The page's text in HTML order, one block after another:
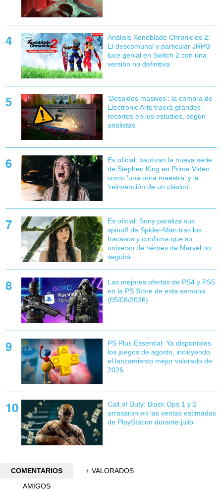
Análisis Xenoblade Chronicles 2:
El descomunal y particular JRPG
luce genial en Switch 2 con una
versión no definitiva
'Despidos masivos': la compra de
Electronic Arts traerá grandes
recortes en los estudios, según
analistas
Es oficial: bautizan la nueva serie
de Stephen King en Prime Video
como 'una obra maestra' y la
'reinvención de un clásico'
Es oficial: Sony paraliza sus
spinoff de Spider-Man tras los
fracasos y confirma que su
universo de héroes de Marvel no
seguirá
Las mejores ofertas de PS4 y PS5
en la PS Store de esta semana
(05/08/2026)
PS Plus Essential: Ya disponibles
los juegos de agosto, incluyendo
el lanzamiento mejor valorado de
2026
Call of Duty: Black Ops 1 y 2
arrasaron en las ventas estimadas
de PlayStation durante julio
COMENTARIOS
+ VALORADOS
AMIGOS